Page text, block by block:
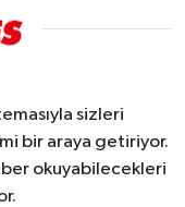
sizleri
bir araya getiriyor.
okuyabilecekleri